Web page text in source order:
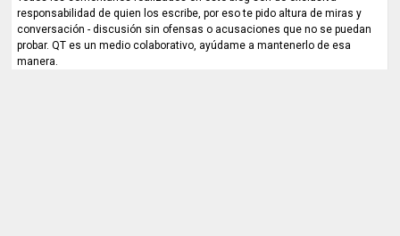
responsabilidad de quien los escribe, por eso te pido altura de miras y
conversación - discusión sin ofensas o acusaciones que no se puedan
probar. QT es un medio colaborativo, ayúdame a mantenerlo de esa
manera.